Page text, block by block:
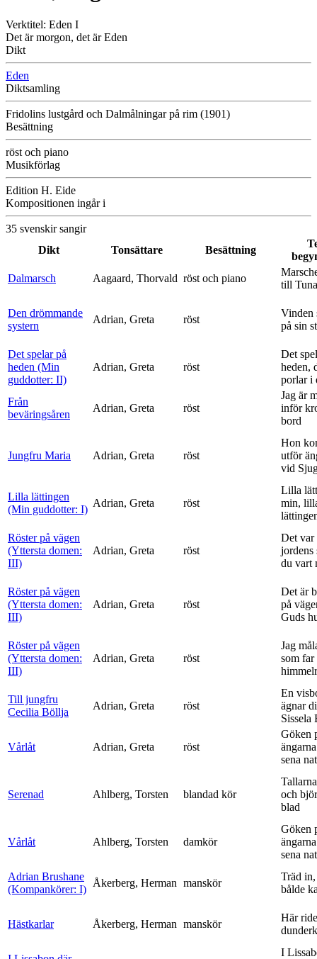
Verktitel: Eden I
Det är morgon, det är Eden
Dikt
Eden
Diktsamling
Fridolins lustgård och Dalmålningar på rim (1901)
Besättning
röst och piano
Musikförlag
Edition H. Eide
Kompositionen ingår i
35 svenskir sangir
Dikt
Tonsättare Besättning
Dalmarsch
Aagaard, Thorvald röst och piano
till Tuna
Den drömmande
systern
Adrian, Greta röst
Vinden
på sin
Det spelar på
heden (Min
guddotter: II)
Adrian, Greta röst
Det
heden,
porlar i
Från
beväringsåren
Adrian, Greta röst
Jag är
inför
bord
Jungfru Maria Adrian, Greta röst
Hon
utför
vid
Lilla lättingen
(Min guddotter: I)
Adrian, Greta röst
Lilla
min,
Röster på vägen
(Yttersta domen:
III)
Adrian, Greta röst
Det var
jordens
du vart
Röster på vägen
(Yttersta domen:
III)
Adrian, Greta röst
Det är
på
Guds
Röster på vägen
(Yttersta domen:
III)
Adrian, Greta röst
Jag
som
Till jungfru
Cecilia Böllja
Adrian, Greta röst
En
ägnar
Sissela
Vårlåt Adrian, Greta röst
Göken
sena
Serenad Ahlberg, Torsten blandad kör
och
blad
Vårlåt Ahlberg, Torsten damkör
Göken
sena
Adrian Brushane
(Kompankörer: I)
Åkerberg, Herman manskör
Träd
bålde
Hästkarlar Åkerberg, Herman manskör
Här
I